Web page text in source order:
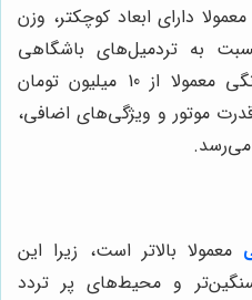
دارای ابعاد کوچکتر، وزن
به تردمیل‌های باشگاهی
هستند. قیمت تردمیل‌های خانگی معمولا از 10 میلیون تومان
موتور و ویژگی‌های اضافی،
معمولا بالاتر است، زیرا این
و محیط‌های پر تردد